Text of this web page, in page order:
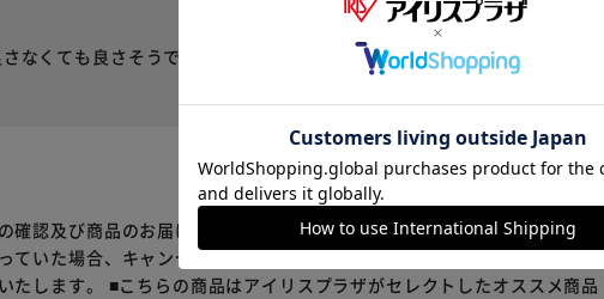
なくても良さそうで助かります。
役に立った
確認及び商品のお届けまでお時間を頂く場合がございます。
ていた場合、キャンセル又は注文内容の変更をお願いいたしております。
たします。 ■こちらの商品はアイリスプラザがセレクトしたオススメ商品
※ご確認ください